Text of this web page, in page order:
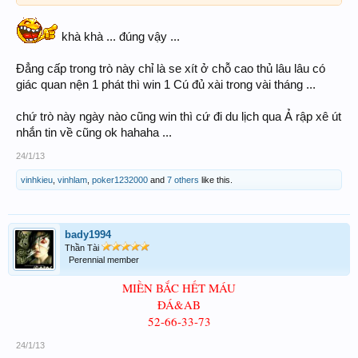
khà khà ... đúng vậy ...
Đẳng cấp trong trò này chỉ là se xít ở chỗ cao thủ lâu lâu có
giác quan nện 1 phát thì win 1 Cú đủ xài trong vài tháng ...
chứ trò này ngày nào cũng win thì cứ đi du lịch qua Ả rập xê út
nhắn tin về cũng ok hahaha ...
24/1/13
vinhkieu vinhlam poker1232000 and 7 others like this.
bady1994
Thần Tài
Perennial member
MIỀN BẮC HẾT MÁU
ĐÁ&AB
52-66-33-73
24/1/13